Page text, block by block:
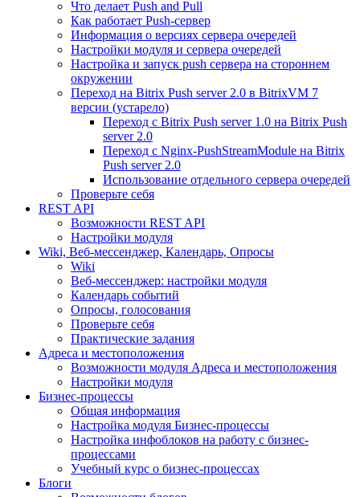
Что делает Push and Pull
Как работает Push-сервер
Информация о версиях сервера очередей
Настройки модуля и сервера очередей
Настройка и запуск push сервера на стороннем
окружении
Переход на Bitrix Push server 2.0 в BitrixVM 7
версии (устарело)
Переход с Bitrix Push server 1.0 на Bitrix Push
server 2.0
Переход с Nginx-PushStreamModule на Bitrix
Push server 2.0
Использование отдельного сервера очередей
Проверьте себя
REST API
Возможности REST API
Настройки модуля
Wiki, Веб-мессенджер, Календарь, Опросы
Wiki
Веб-мессенджер: настройки модуля
Календарь событий
Опросы, голосования
Проверьте себя
Практические задания
Адреса и местоположения
Возможности модуля Адреса и местоположения
Настройки модуля
Бизнес-процессы
Общая информация
Настройка модуля Бизнес-процессы
Настройка инфоблоков на работу с бизнес-
процессами
Учебный курс о бизнес-процессах
Блоги